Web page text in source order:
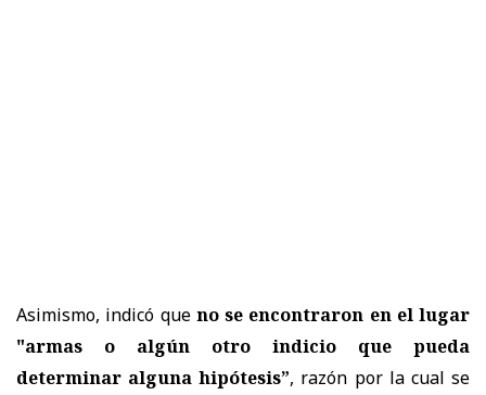
Asimismo, indicó que no se encontraron en el lugar
"armas o algún otro indicio que pueda
determinar alguna hipótesis”, razón por la cual se